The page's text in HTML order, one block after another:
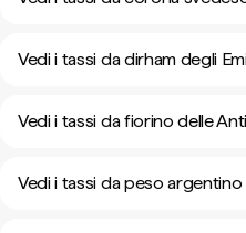
Vedi i tassi da dirham degli
Vedi i tassi da fiorino delle
Vedi i tassi da peso